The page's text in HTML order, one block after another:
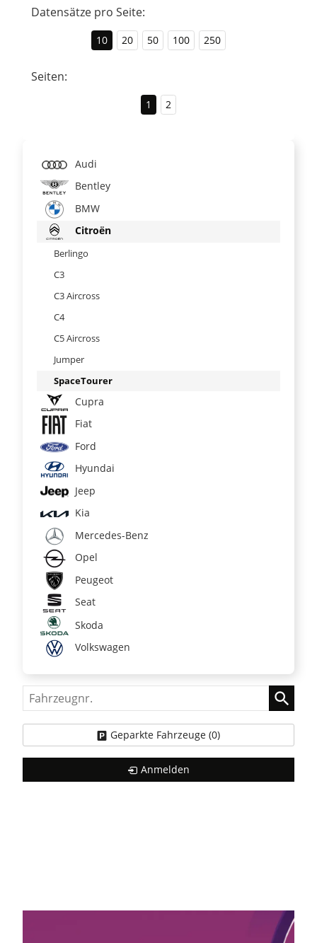
Datensätze pro Seite:
10 20 50 100 250
Seiten:
1 2
Audi
Bentley
BMW
Citroën
Berlingo
C3
C3 Aircross
C4
C5 Aircross
Jumper
SpaceTourer
Cupra
Fiat
Ford
Hyundai
Jeep
Kia
Mercedes-Benz
Opel
Peugeot
Seat
Skoda
Volkswagen
Fahrzeugnr.
Geparkte Fahrzeuge (0)
Anmelden